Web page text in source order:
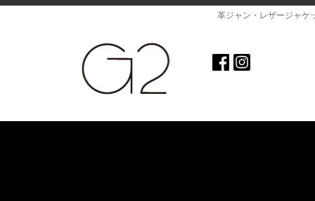
革ジャン・レザージャケ